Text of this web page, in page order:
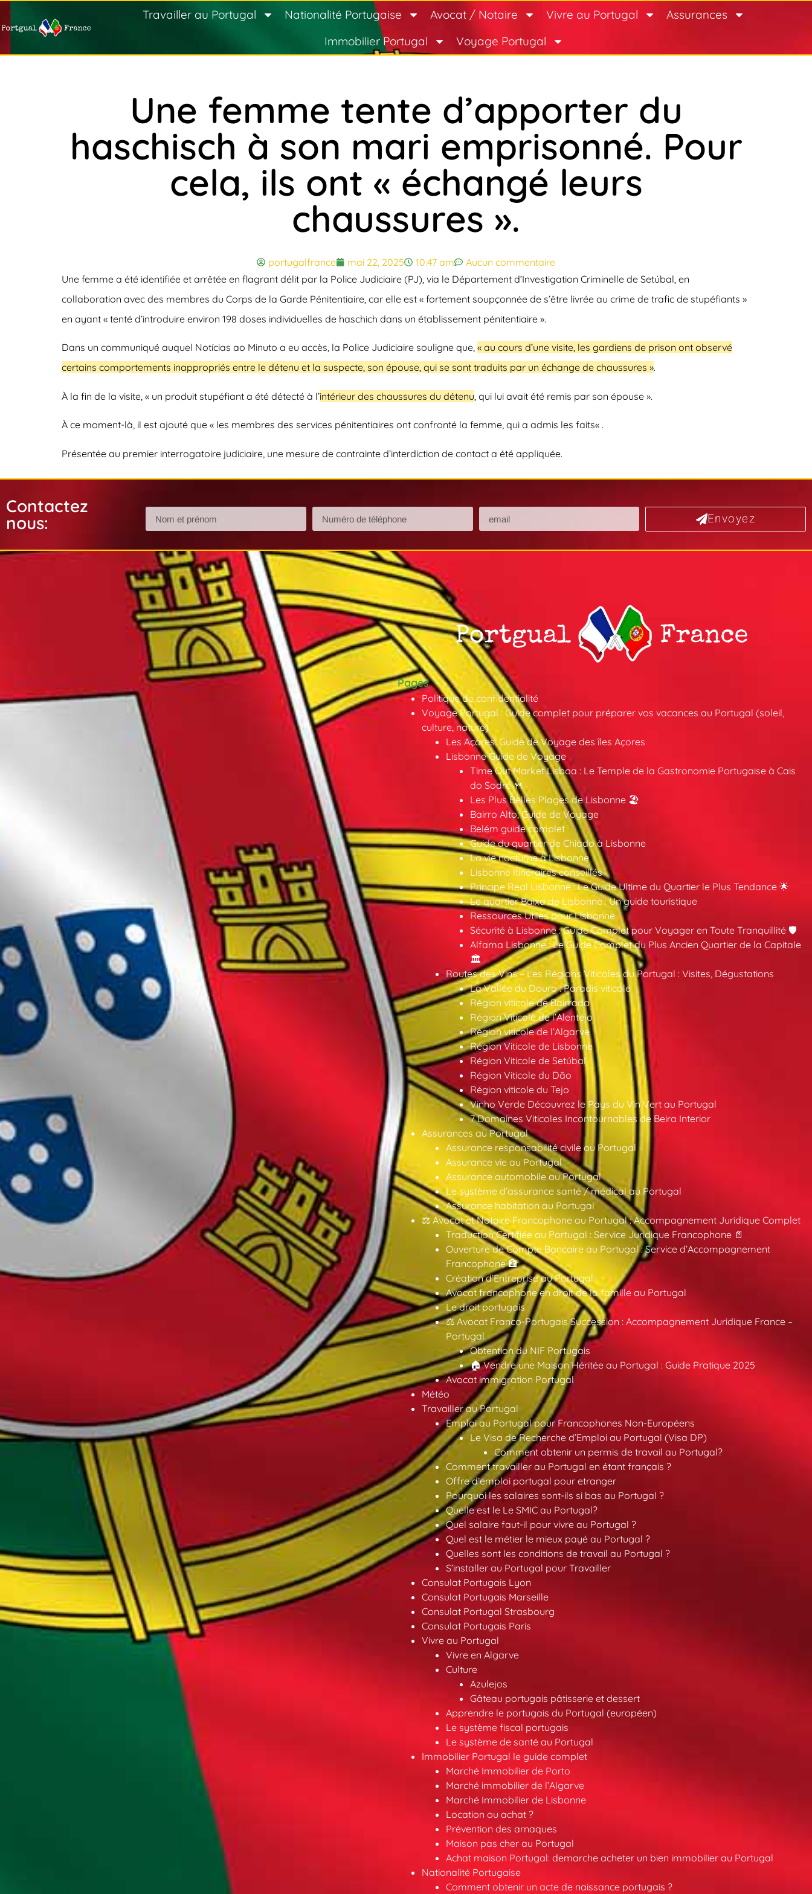
Travailler au Portugal Nationalité Portugaise Avocat / Notaire Vivre au Portugal
Assurances
Immobilier Portugal
Voyage Portugal
Une femme tente d’apporter du
haschisch à son mari emprisonné. Pour
cela, ils ont « échangé leurs
chaussures ».
portugalfrance mai 22, 2025 10:47 am
Aucun commentaire
Une femme a été identifiée et arrêtée en flagrant délit par la Police Judiciaire (PJ), via le Département d’Investigation Criminelle de Setúbal, en
collaboration avec des membres du Corps de la Garde Pénitentiaire, car elle est « fortement soupçonnée de s’être livrée au crime de trafic de stupéfiants »
en ayant « tenté d’introduire environ 198 doses individuelles de haschich dans un établissement pénitentiaire ».
Dans un communiqué auquel Notícias ao Minuto a eu accès, la Police Judiciaire souligne que, « au cours d’une visite, les gardiens de prison ont observé
certains comportements inappropriés entre le détenu et la suspecte, son épouse, qui se sont traduits par un échange de chaussures ».
À la fin de la visite, « un produit stupéfiant a été détecté à l’intérieur des chaussures du détenu , qui lui avait été remis par son épouse ».
À ce moment-là, il est ajouté que « les membres des services pénitentiaires ont confronté la femme, qui a admis les faits« .
Présentée au premier interrogatoire judiciaire, une mesure de contrainte d’interdiction de contact a été appliquée.
Contactez
nous:
Envoyez
Pages
Politique de confidentialité
Voyage Portugal : Guide complet pour préparer vos vacances au Portugal (soleil,
culture, nature)
Les Açores: Guide de Voyage des îles Açores
Lisbonne Guide de Voyage
Time Out Market Lisboa : Le Temple de la Gastronomie Portugaise à Cais
do Sodré 🍴
Les Plus Belles Plages de Lisbonne 🏖️
Bairro Alto, Guide de Voyage
Belém guide complet
Guide du quartier de Chiado à Lisbonne
La vie nocturne à Lisbonne
Lisbonne Itinéraires conseillés
Príncipe Real Lisbonne : Le Guide Ultime du Quartier le Plus Tendance 🌟
Le quartier Baixa de Lisbonne : Un guide touristique
Ressources Utiles pour Lisbonne
Sécurité à Lisbonne : Guide Complet pour Voyager en Toute Tranquillité 🛡️
Alfama Lisbonne : Le Guide Complet du Plus Ancien Quartier de la Capitale
🏛️
Routes des Vins – Les Régions Viticoles du Portugal : Visites, Dégustations
La Vallée du Douro : Paradis viticole
Région viticole de Bairrada
Région Viticole de l’Alentejo
Région viticole de l’Algarve
Région Viticole de Lisbonne
Région Viticole de Setúbal
Région Viticole du Dão
Région viticole du Tejo
Vinho Verde Découvrez le Pays du Vin Vert au Portugal
7 Domaines Viticoles Incontournables de Beira Interior
Assurances au Portugal
Assurance responsabilité civile au Portugal
Assurance vie au Portugal
Assurance automobile au Portugal
Le système d’assurance santé / médical au Portugal
Assurance habitation au Portugal
⚖️ Avocat et Notaire Francophone au Portugal : Accompagnement Juridique Complet
Traduction Certifiée au Portugal : Service Juridique Francophone 📄
Ouverture de Compte Bancaire au Portugal : Service d’Accompagnement
Francophone 🏦
Création d’Entreprise au Portugal
Avocat francophone en droit de la famille au Portugal
Le droit portugais
⚖️ Avocat Franco-Portugais Succession : Accompagnement Juridique France –
Portugal
Obtention du NIF Portugais
🏠 Vendre une Maison Héritée au Portugal : Guide Pratique 2025
Avocat immigration Portugal
Météo
Travailler au Portugal
Emploi au Portugal pour Francophones Non-Européens
Le Visa de Recherche d’Emploi au Portugal (Visa DP)
Comment obtenir un permis de travail au Portugal?
Comment travailler au Portugal en étant français ?
Offre d’emploi portugal pour etranger
Pourquoi les salaires sont-ils si bas au Portugal ?
Quelle est le Le SMIC au Portugal?
Quel salaire faut-il pour vivre au Portugal ?
Quel est le métier le mieux payé au Portugal ?
Quelles sont les conditions de travail au Portugal ?
S’installer au Portugal pour Travailler
Consulat Portugais Lyon
Consulat Portugais Marseille
Consulat Portugal Strasbourg
Consulat Portugais Paris
Vivre au Portugal
Vivre en Algarve
Culture
Azulejos
Gâteau portugais pâtisserie et dessert
Apprendre le portugais du Portugal (européen)
Le système fiscal portugais
Le système de santé au Portugal
Immobilier Portugal le guide complet
Marché Immobilier de Porto
Marché immobilier de l’Algarve
Marché Immobilier de Lisbonne
Location ou achat ?
Prévention des arnaques
Maison pas cher au Portugal
Achat maison Portugal: demarche acheter un bien immobilier au Portugal
Nationalité Portugaise
Comment obtenir un acte de naissance portugais ?